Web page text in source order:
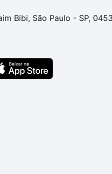
Bibi, São Paulo - SP,